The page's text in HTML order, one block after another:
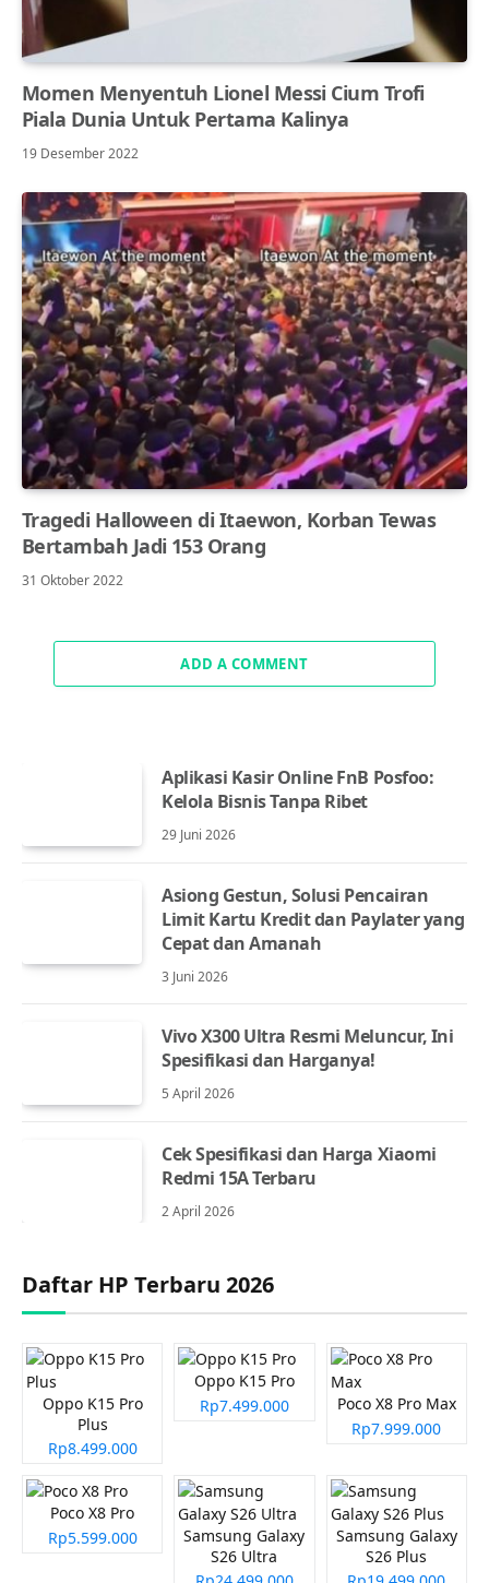
Momen Menyentuh Lionel Messi Cium Trofi
Piala Dunia Untuk Pertama Kalinya
19 Desember 2022
Tragedi Halloween di Itaewon, Korban Tewas
Bertambah Jadi 153 Orang
31 Oktober 2022
ADD A COMMENT
Aplikasi Kasir Online FnB Posfoo:
Kelola Bisnis Tanpa Ribet
29 Juni 2026
Asiong Gestun, Solusi Pencairan
Limit Kartu Kredit dan Paylater yang
Cepat dan Amanah
3 Juni 2026
Vivo X300 Ultra Resmi Meluncur, Ini
Spesifikasi dan Harganya!
5 April 2026
Cek Spesifikasi dan Harga Xiaomi
Redmi 15A Terbaru
2 April 2026
Daftar HP Terbaru 2026
Oppo K15 Pro
Plus
Rp8.499.000
Oppo K15 Pro
Rp7.499.000
Poco X8 Pro Max
Rp7.999.000
Poco X8 Pro
Rp5.599.000
Samsung Galaxy
S26 Ultra
Samsung Galaxy
S26 Plus